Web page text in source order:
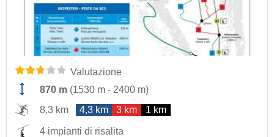
Valutazione
870 m (1530 m - 2400 m)
8,3 km
4,3 km 3 km 1 km
4 impianti di risalita